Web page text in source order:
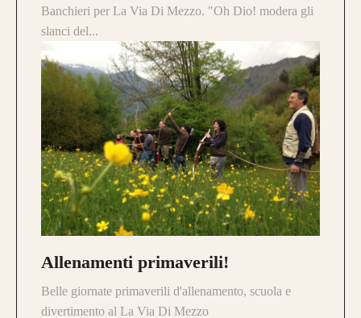
Questo modello si contraddistingue per la
composizione aTre Lamine in legno.
la risposta meccanica è la medesima e
l’estetica risulta più pulita.
da 750€
Guarda alcuni degli archi già
realizzati su misura
Banchieri per La Via Di Mezzo. "Oh Dio! modera gli
slanci del...
Allenamenti primaverili!
Belle giornate primaverili d'allenamento, scuola e
divertimento al La Via Di Mezzo